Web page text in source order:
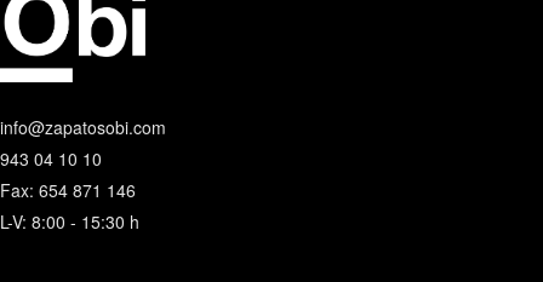
info@zapatosobi.com
943 04 10 10
Fax: 654 871 146
L-V: 8:00 - 15:30 h